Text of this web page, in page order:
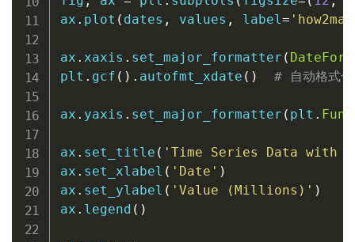
ax . plot ( dates , values , label=
ax . xaxis . set_major_formatter (
plt . gcf ( ) . autofmt_xdate ( ) # 自动格式
ax . yaxis . set_major_formatter ( plt .
ax . set_title ( 'Time Series Data with
ax . set_xlabel ( 'Date' )
ax . set_ylabel ( 'Value (Millions)' )
ax . legend ( )